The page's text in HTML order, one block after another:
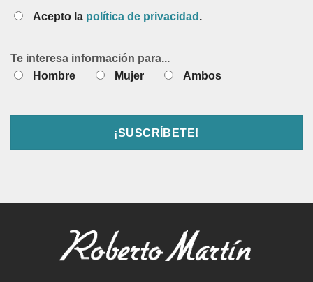
Acepto la política de privacidad .
Te interesa información para...
Hombre
Mujer Ambos